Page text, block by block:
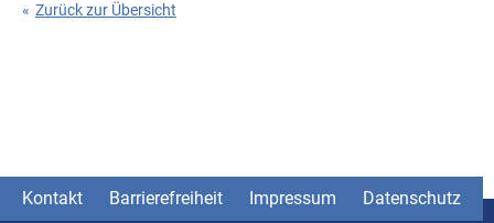
« Zurück zur Übersicht
Kontakt Barrierefreiheit Impressum Datenschutz